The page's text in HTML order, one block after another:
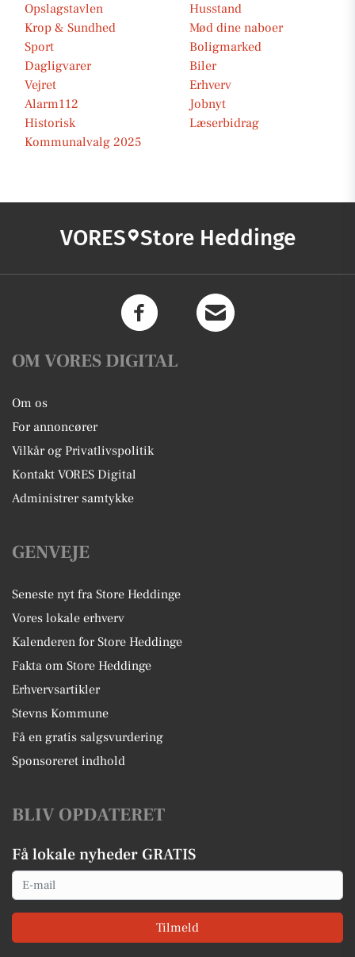
Opslagstavlen
Husstand
Krop & Sundhed
Mød dine naboer
Sport
Boligmarked
Dagligvarer
Biler
Vejret
Erhverv
Alarm112
Jobnyt
Historisk
Læserbidrag
Kommunalvalg 2025
VORES Store Heddinge
OM VORES DIGITAL
Om os
For annoncører
Vilkår og Privatlivspolitik
Kontakt VORES Digital
Administrer samtykke
GENVEJE
Seneste nyt fra Store Heddinge
Vores lokale erhverv
Kalenderen for Store Heddinge
Fakta om Store Heddinge
Erhvervsartikler
Stevns Kommune
Få en gratis salgsvurdering
Sponsoreret indhold
BLIV OPDATERET
Få lokale nyheder GRATIS
Email
Tilmeld